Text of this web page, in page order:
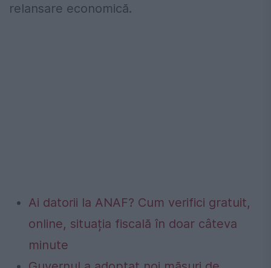
relansare economică.
Ai datorii la ANAF? Cum verifici gratuit,
online, situația fiscală în doar câteva
minute